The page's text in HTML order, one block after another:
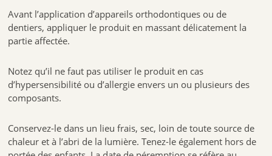
Avant l’application d’appareils orthodontiques ou de
dentiers, appliquer le produit en massant délicatement la
partie affectée.
Notez qu’il ne faut pas utiliser le produit en cas
d’hypersensibilité ou d’allergie envers un ou plusieurs des
composants.
Conservez-le dans un lieu frais, sec, loin de toute source de
chaleur et à l’abri de la lumière. Tenez-le également hors de